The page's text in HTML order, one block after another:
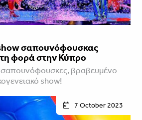
σαπουνόφουσκας
φορά στην Κύπρο
βραβευμένο
show!
7 October 2023